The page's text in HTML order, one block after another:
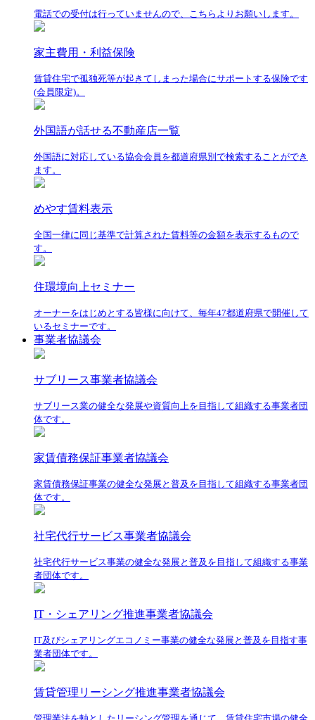
電話での受付は行っていませんので、こちらよりお願いします。
家主費用・利益保険
賃貸住宅で孤独死等が起きてしまった場合にサポートする保険です
(会員限定)。
外国語が話せる不動産店一覧
外国語に対応している協会会員を都道府県別で検索することができ
ます。
めやす賃料表示
全国一律に同じ基準で計算された賃料等の金額を表示するもので
す。
住環境向上セミナー
オーナーをはじめとする皆様に向けて、毎年47都道府県で開催して
いるセミナーです。
事業者協議会
サブリース事業者協議会
サブリース業の健全な発展や資質向上を目指して組織する事業者団
体です。
家賃債務保証事業者協議会
家賃債務保証事業の健全な発展と普及を目指して組織する事業者団
体です。
社宅代行サービス事業者協議会
社宅代行サービス事業の健全な発展と普及を目指して組織する事業
者団体です。
IT・シェアリング推進事業者協議会
IT及びシェアリングエコノミー事業の健全な発展と普及を目指す事
業者団体です。
賃貸管理リーシング推進事業者協議会